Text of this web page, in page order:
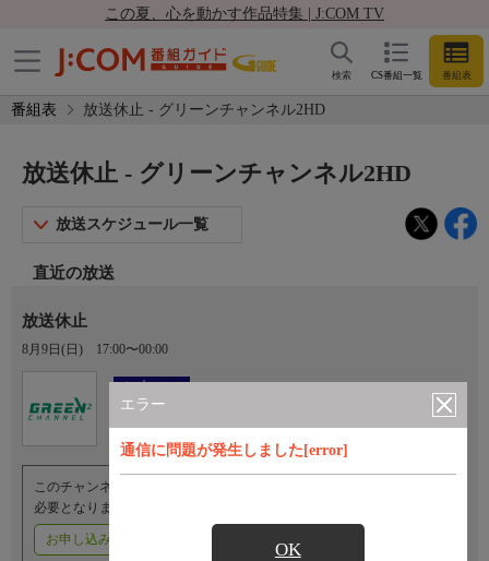
この夏、心を動かす作品特集 | J:COM TV
CS番組一覧 番組表
検索
番組表 放送休止 - グリーンチャンネル2HD
エラー
通信に問題が発生しました[error]
OK
放送休止 - グリーンチャンネル2HD
放送スケジュール一覧
直近の放送
放送休止
8月9日(日) 17:00〜00:00
オプション
Ch.921
グリーンチャンネル2HD
このチャンネルのご視聴には、オプションチャンネル(有料)のご契約が
必要となります。
お申し込みはこちら